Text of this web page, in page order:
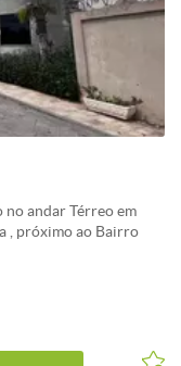
andar Térreo em
, próximo ao Bairro
conforto e
sala ampla e bem
com piso em
em porcelanato e